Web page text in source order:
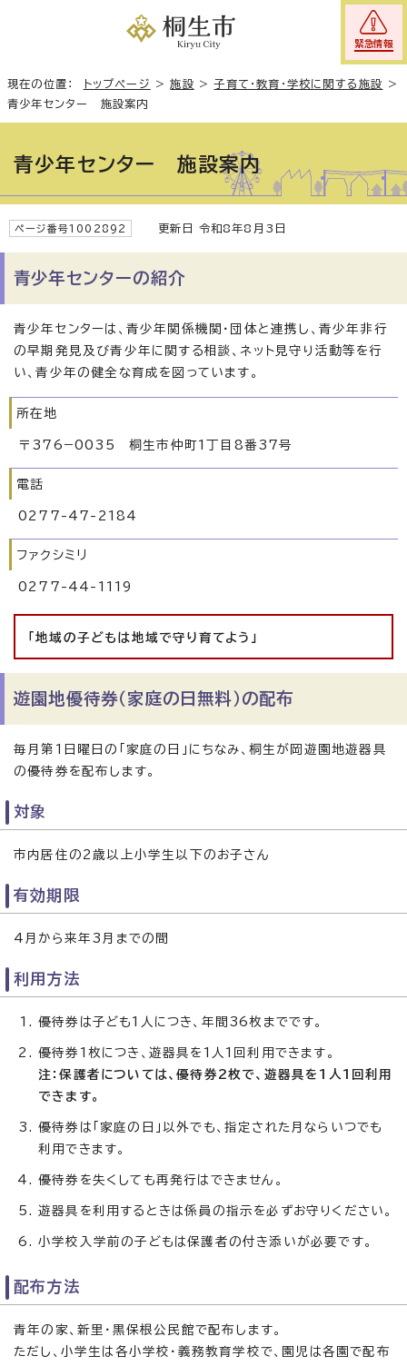
緊急情報
現在の位置： トップページ >施設 >子育て・教育・学校に関する施設
>
青少年センター 施設案内
青少年センター 施設案内
ページ番号1002892 更新日 令和8年8月3日
青少年センターの紹介
青少年センターは、青少年関係機関・団体と連携し、青少年非行
の早期発見及び青少年に関する相談、ネット見守り活動等を行
い、青少年の健全な育成を図っています。
所在地
〒376−0035 桐生市仲町1丁目8番37号
電話
0277-47-2184
ファクシミリ
0277-44-1119
「地域の子どもは地域で守り育てよう」
遊園地優待券（家庭の日無料）の配布
毎月第1日曜日の「家庭の日」にちなみ、桐生が岡遊園地遊器具
の優待券を配布します。
対象
市内居住の2歳以上小学生以下のお子さん
有効期限
4月から来年3月までの間
利用方法
優待券は子ども1人につき、年間36枚までです。
優待券1枚につき、遊器具を1人1回利用できます。
注：保護者については、優待券2枚で、遊器具を1人1回利用
できます。
優待券は「家庭の日」以外でも、指定された月ならいつでも
利用できます。
優待券を失くしても再発行はできません。
遊器具を利用するときは係員の指示を必ずお守りください。
小学校入学前の子どもは保護者の付き添いが必要です。
配布方法
青年の家、新里・黒保根公民館で配布します。
ただし、小学生は各小学校・義務教育学校で、園児は各園で配布